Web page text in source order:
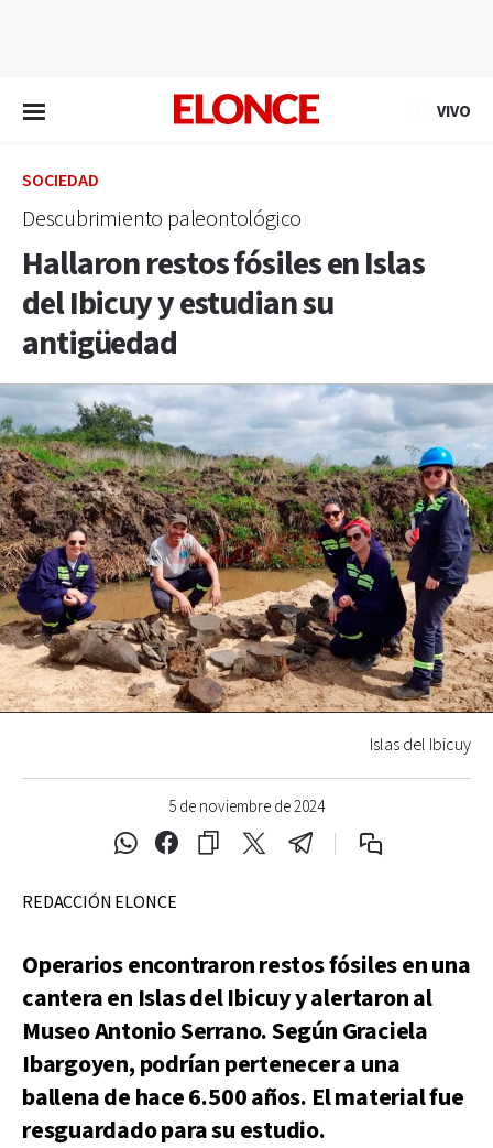
VIVO
SOCIEDAD
Descubrimiento paleontológico
Hallaron restos fósiles en Islas
del Ibicuy y estudian su
antigüedad
5 de noviembre de 2024
Islas del Ibicuy
REDACCIÓN ELONCE
Operarios encontraron restos fósiles en una
cantera en Islas del Ibicuy y alertaron al
Museo Antonio Serrano. Según Graciela
Ibargoyen, podrían pertenecer a una
ballena de hace 6.500 años. El material fue
resguardado para su estudio.